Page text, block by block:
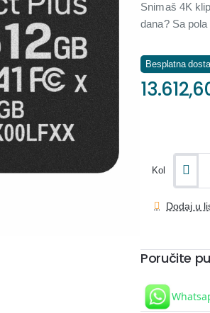
Snimaš 4K
dana? Sa
Besplatna
Kol
Dodaj u
Poručite